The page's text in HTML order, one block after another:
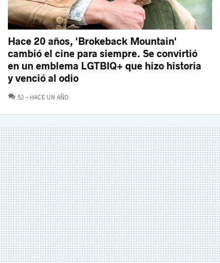
Hace 20 años, 'Brokeback Mountain'
cambió el cine para siempre. Se convirtió
en un emblema LGTBIQ+ que hizo historia
y venció al odio
52 COMENTARIOS
HACE UN AÑO